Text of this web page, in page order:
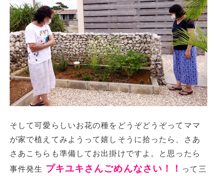
そして可愛らしいお花の種をどうぞどうぞってママ
が家で植えてみようって嬉しそうに拾ったら、さあ
さあこちらも準備してお出掛けですよ。と思ったら
事件発生 プキユキさんごめんなさい！！ って三